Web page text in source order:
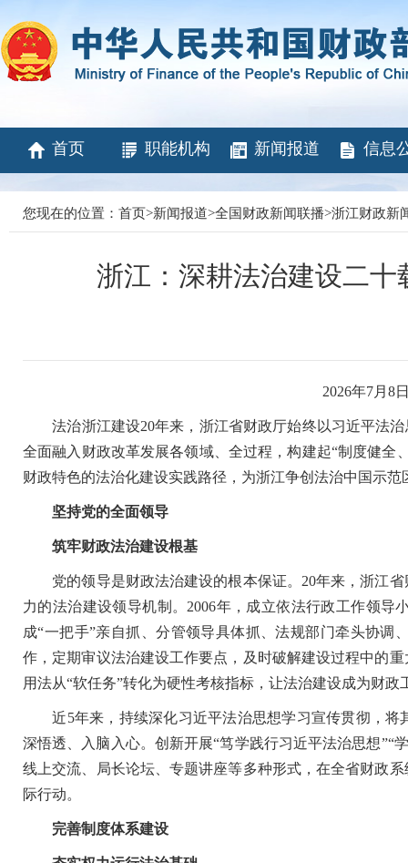
首页 职能机构 新闻报道 信息
您现在的位置： 首页>新闻报道>全国财政新闻联播>浙江财政新
浙江：深耕法治建设二
2026年7月8
法治浙江建设20年来，浙江省财政厅始终以习近平法治
全面融入财政改革发展各领域、全过程，构建起“制度健
财政特色的法治化建设实践路径，为浙江争创法治中国示
坚持党的全面领导
筑牢财政法治建设根基
党的领导是财政法治建设的根本保证。20年来，浙江省
力的法治建设领导机制。2006年，成立依法行政工作领
成“一把手”亲自抓、分管领导具体抓、法规部门牵头协
作，定期审议法治建设工作要点，及时破解建设过程中的
用法从“软任务”转化为硬性考核指标，让法治建设成为财政
近5年来，持续深化习近平法治思想学习宣传贯彻，将
深悟透、入脑入心。创新开展“笃学践行习近平法治思想”“
线上交流、局长论坛、专题讲座等多种形式，在全省财政
际行动。
完善制度体系建设